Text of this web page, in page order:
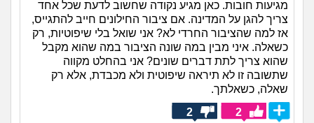
מגיעות חובות. כאן מגיע נקודה שחשוב לדעת שכל אחד
צריך להגן על המדינה. אם ציבור החילונים חייב להתגייס,
אז למה שהציבור החרדי לא? אני שואל בלי שיפוטיות, רק
כשאלה. איני מבין במה שונה הציבור במה שהוא מקבל
שהוא צריך לתת דברים שונים? אני בהחלט מקווה
שתשובה זו לא תיראה שיפוטית ולא מכבדת, אלא רק
שאלה, כשאלתך.
2
2